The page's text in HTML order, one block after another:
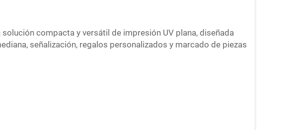
compacta y versátil de impresión UV plana, diseñada
señalización, regalos personalizados y marcado de piezas
estable y sistemas de control inteligentes, ofrece